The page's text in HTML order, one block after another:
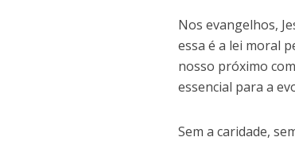
Nos evangelhos,
essa é a lei moral
nosso próximo
essencial para a
Sem a caridade,